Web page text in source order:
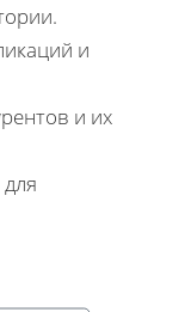
и
и их